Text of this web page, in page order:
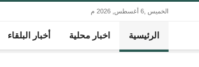
الخميس ,6 أغسطس, 2026 م
الرئيسية اخبار محلية أخبار البلقاء